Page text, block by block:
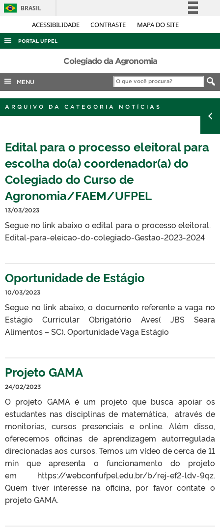
ACESSIBILIDADE CONTRASTE MAPA DO SITE
BRASIL
Simplifique!
Legislação
Canais
PORTAL UFPEL
ACESSO À INFORMAÇÃO
AUDITORIA
COBALTO
CONCURSOS
OUVIDORIA
PORTARIAS
Colegiado da Agronomia
MENU
ARQUIVO DA CATEGORIA NOTÍCIAS
Edital para o processo eleitoral para
escolha do(a) coordenador(a) do
Colegiado do Curso de
Agronomia/FAEM/UFPEL
13/03/2023
Segue no link abaixo o edital para o processo eleitoral.
Edital-para-eleicao-do-colegiado-Gestao-2023-2024
Oportunidade de Estágio
10/03/2023
Segue no link abaixo, o documento referente a vaga no
Estágio Curricular Obrigatório Aves( JBS Seara
Alimentos – SC). Oportunidade Vaga Estágio
Projeto GAMA
24/02/2023
O projeto GAMA é um projeto que busca apoiar os
estudantes nas disciplinas de matemática, através de
monitorias, cursos presenciais e online. Além disso,
oferecemos oficinas de aprendizagem autorregulada
direcionadas aos cursos. Temos um vídeo de cerca de 11
min que apresenta o funcionamento do projeto
em https://webconf.ufpel.edu.br/b/rej-ef2-ldv-9qz.
Quem tiver interesse na oficina, por favor contate o
projeto GAMA.